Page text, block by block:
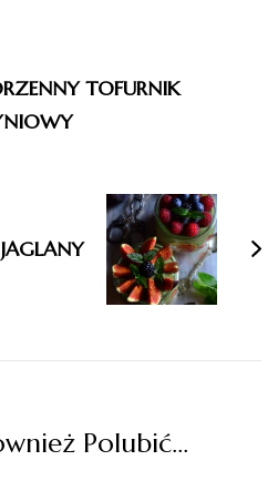
TOFURNIK
Polubić…